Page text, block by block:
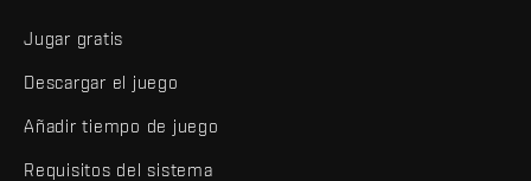
Jugar gratis
Descargar el juego
Añadir tiempo de juego
Requisitos del sistema